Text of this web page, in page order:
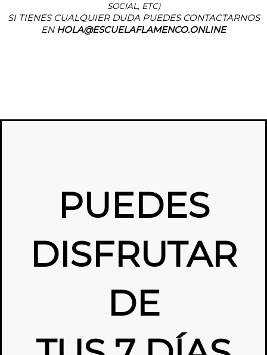
SOCIAL, ETC)
SI TIENES CUALQUIER DUDA PUEDES CONTACTARNOS
EN HOLA@ESCUELAFLAMENCO.ONLINE
PUEDES
DISFRUTAR
DE